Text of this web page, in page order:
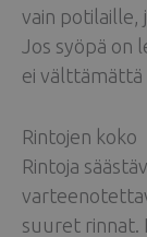
vain potilaille,
Jos syöpä on
ei välttämättä
Rintojen koko
Rintoja
suuret rinnat.